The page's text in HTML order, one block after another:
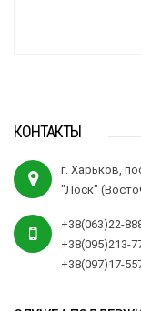
КОНТАКТЫ
г. Харьков,
"Лоск"
+38(063)22-
+38(095)213-
+38(097)17-